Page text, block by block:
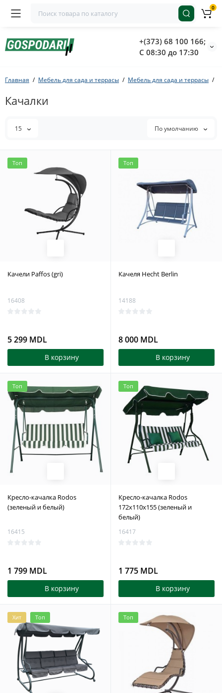
+(373) 68 100 166;
С 08:30 до 17:30
0
Главная Мебель для сада и террасы Мебель для сада и террасы
Качалки
15 По умолчанию
Топ
Качели Paffos (gri)
16408
5 299 MDL
В корзину
Топ
Качеля Hecht Berlin
14188
8 000 MDL
В корзину
Топ
Кресло-качалка Rodos
(зеленый и белый)
16415
1 799 MDL
В корзину
Топ
Кресло-качалка Rodos
172x110x155 (зеленый и
белый)
16417
1 775 MDL
В корзину
Хит Топ Топ